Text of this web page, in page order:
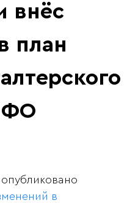
внёс
план
в